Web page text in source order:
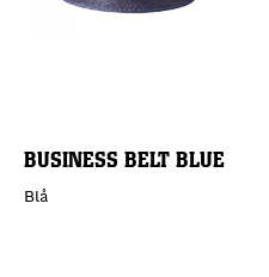
BUSINESS BELT BLUE
Blå